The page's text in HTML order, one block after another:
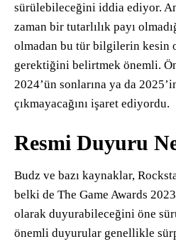
sürülebileceğini iddia ediyor.
zaman bir tutarlılık payı
olmadan bu tür bilgilerin kesin
gerektiğini belirtmek önemli.
2024’ün sonlarına ya da
çıkmayacağını işaret ediyordu.
Resmi Duyuru
Budz ve bazı kaynaklar,
belki de The Game Awards
olarak duyurabileceğini öne
önemli duyurular genellikle